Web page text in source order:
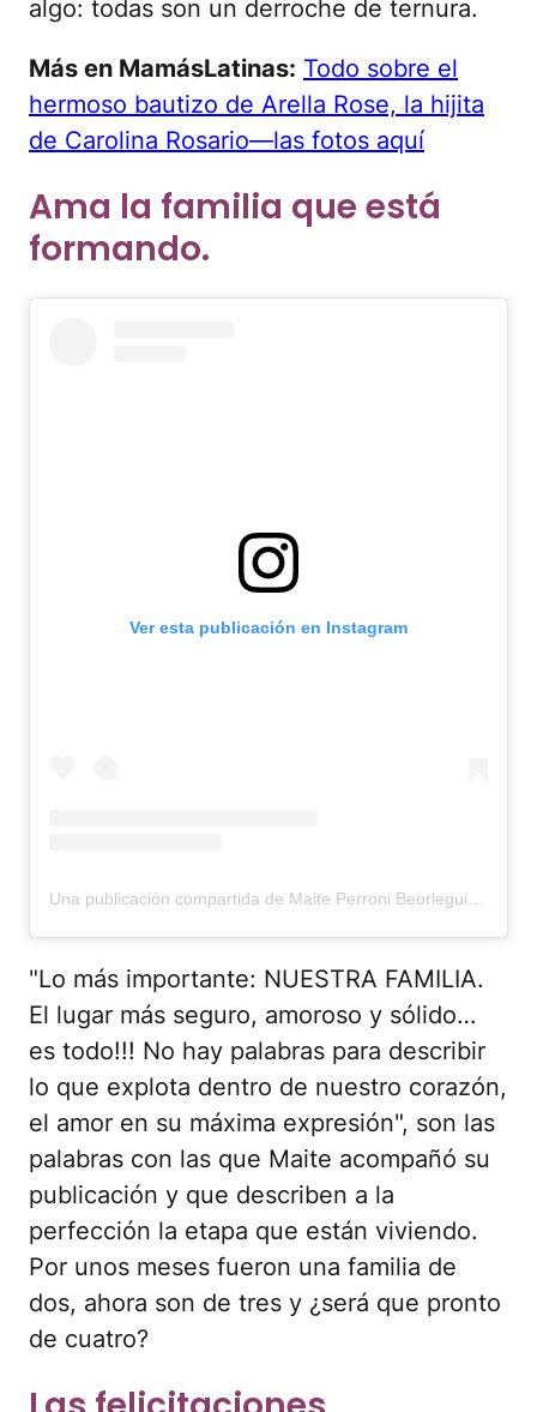
algo: todas son un derroche de ternura.
Más en MamásLatinas: Todo sobre el
hermoso bautizo de Arella Rose, la hijita
de Carolina Rosario—las fotos aquí
Ama la familia que está
formando.
Ver esta publicación en Instagram
"Lo más importante: NUESTRA FAMILIA.
El lugar más seguro, amoroso y sólido…
es todo!!! No hay palabras para describir
lo que explota dentro de nuestro corazón,
el amor en su máxima expresión", son las
palabras con las que Maite acompañó su
publicación y que describen a la
perfección la etapa que están viviendo.
Por unos meses fueron una familia de
dos, ahora son de tres y ¿será que pronto
de cuatro?